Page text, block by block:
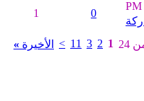
0
1
1
2
3
11
> الأخيرة »